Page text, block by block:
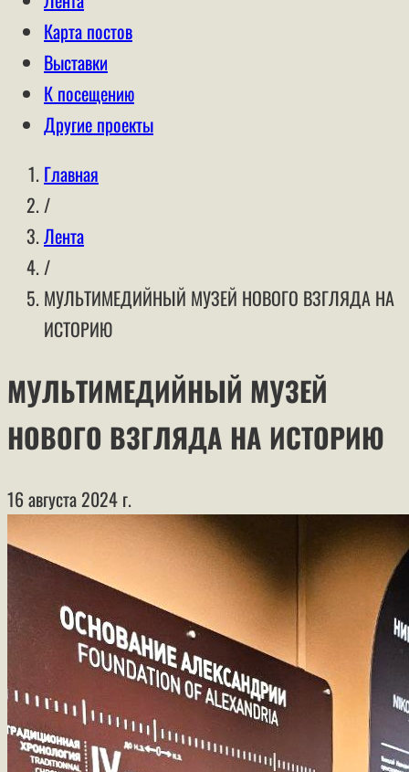
Карта постов
Выставки
К посещению
Другие проекты
Главная
/
Лента
/
МУЛЬТИМЕДИЙНЫЙ МУЗЕЙ НОВОГО ВЗГЛЯДА НА
ИСТОРИЮ
МУЛЬТИМЕДИЙНЫЙ МУЗЕЙ
НОВОГО ВЗГЛЯДА НА ИСТОРИЮ
16 августа 2024 г.